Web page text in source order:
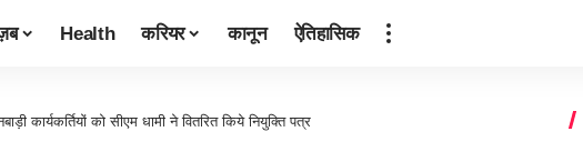
Health करियर कानून ऐतिहासिक
कार्यकर्तियों को सीएम धामी ने वितरित किये नियुक्ति पत्र